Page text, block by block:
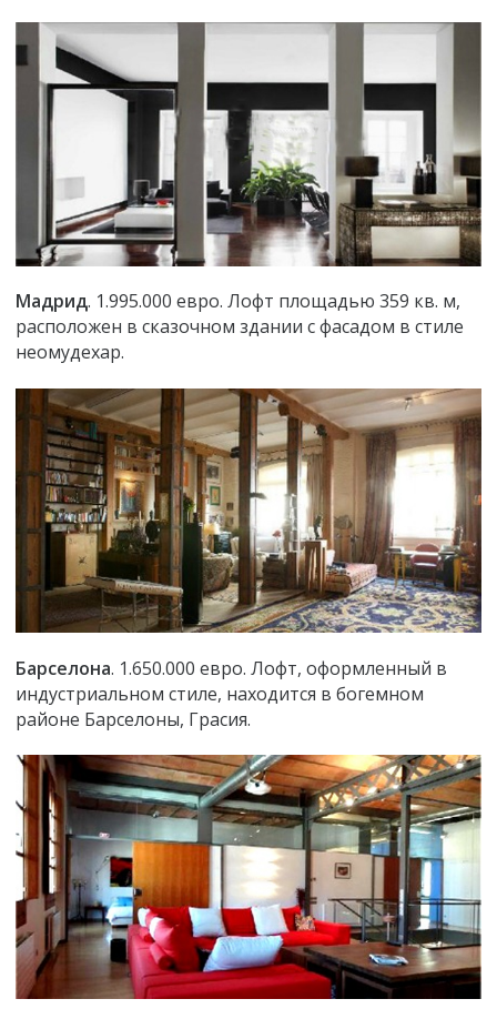
Мадрид. 1.995.000 евро. Лофт площадью 359 кв. м,
расположен в сказочном здании с фасадом в стиле
неомудехар.
Барселона. 1.650.000 евро. Лофт, оформленный в
индустриальном стиле, находится в богемном
районе Барселоны, Грасия.